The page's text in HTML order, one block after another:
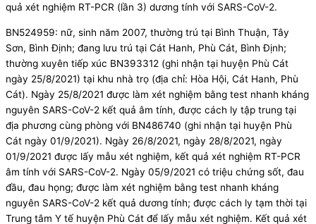
quả xét nghiệm RT-PCR (lần 3) dương tính với SARS-CoV-2.
BN524959: nữ, sinh năm 2007, thường trú tại Bình Thuận, Tây
Sơn, Bình Định; đang lưu trú tại Cát Hanh, Phù Cát, Bình Định;
thường xuyên tiếp xúc BN393312 (ghi nhận tại huyện Phù Cát
ngày 25/8/2021) tại khu nhà trọ (địa chỉ: Hòa Hội, Cát Hanh, Phù
Cát). Ngày 25/8/2021 được làm xét nghiệm bằng test nhanh kháng
nguyên SARS-CoV-2 kết quả âm tính, được cách ly tập trung tại
địa phương cùng phòng với BN486740 (ghi nhận tại huyện Phù
Cát ngày 01/9/2021). Ngày 26/8/2021, ngày 28/8/2021, ngày
01/9/2021 được lấy mẫu xét nghiệm, kết quả xét nghiệm RT-PCR
âm tính với SARS-CoV-2. Ngày 05/9/2021 có triệu chứng sốt, đau
đầu, đau họng; được làm xét nghiệm bằng test nhanh kháng
nguyên SARS-CoV-2 kết quả dương tính; được cách ly tạm thời tại
Trung tâm Y tế huyện Phù Cát để lấy mẫu xét nghiệm. Kết quả xét